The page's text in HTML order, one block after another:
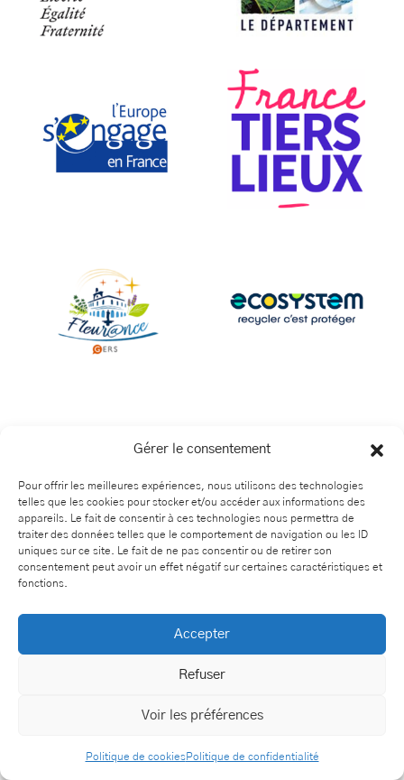
Gérer le consentement
Pour offrir les meilleures expériences, nous utilisons des technologies
telles que les cookies pour stocker et/ou accéder aux informations des
appareils. Le fait de consentir à ces technologies nous permettra de
traiter des données telles que le comportement de navigation ou les ID
uniques sur ce site. Le fait de ne pas consentir ou de retirer son
consentement peut avoir un effet négatif sur certaines caractéristiques et
fonctions.
Accepter
Refuser
Voir les préférences
Politique de cookiesPolitique de confidentialité